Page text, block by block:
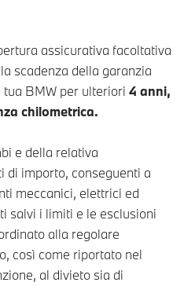
assicurativa facoltativa
scadenza della garanzia
BMW per ulteriori 4 anni,
chilometrica.
e della relativa
di importo, conseguenti a
meccanici, elettrici ed
salvi i limiti e le esclusioni
alla regolare
così come riportato nel
al divieto sia di